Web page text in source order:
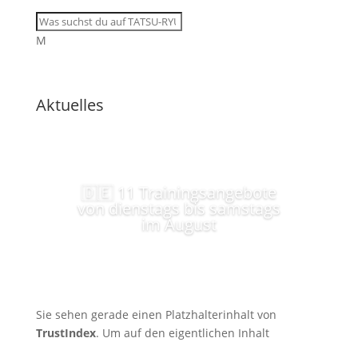
M
Aktuelles
🇩🇪 11 Trainingsangebote
von dienstags bis samstags
im August
Sie sehen gerade einen Platzhalterinhalt von
TrustIndex. Um auf den eigentlichen Inhalt